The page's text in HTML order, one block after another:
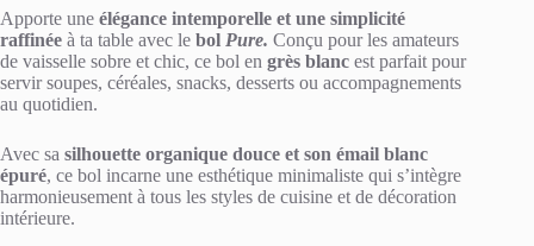
n
a
t
i
v
Apporte une élégance intemporelle et une simplicité
raffinée à ta table avec le bol Pure. Conçu pour les amateurs
de vaisselle sobre et chic, ce bol en grès blanc est parfait pour
servir soupes, céréales, snacks, desserts ou accompagnements
au quotidien.
Avec sa silhouette organique douce et son émail blanc
épuré, ce bol incarne une esthétique minimaliste qui s’intègre
harmonieusement à tous les styles de cuisine et de décoration
intérieure.